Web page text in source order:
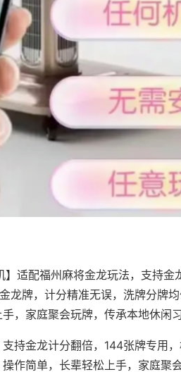
】适配福州麻将金龙玩法，支持金
龙牌，计分精准无误，洗牌分牌
，家庭聚会玩牌，传承本地休闲
持金龙计分翻倍，144张牌专用，
作简单，长辈轻松上手，家庭聚